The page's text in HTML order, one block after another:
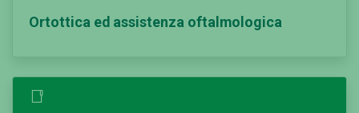
Ortottica ed assistenza oftalmologica